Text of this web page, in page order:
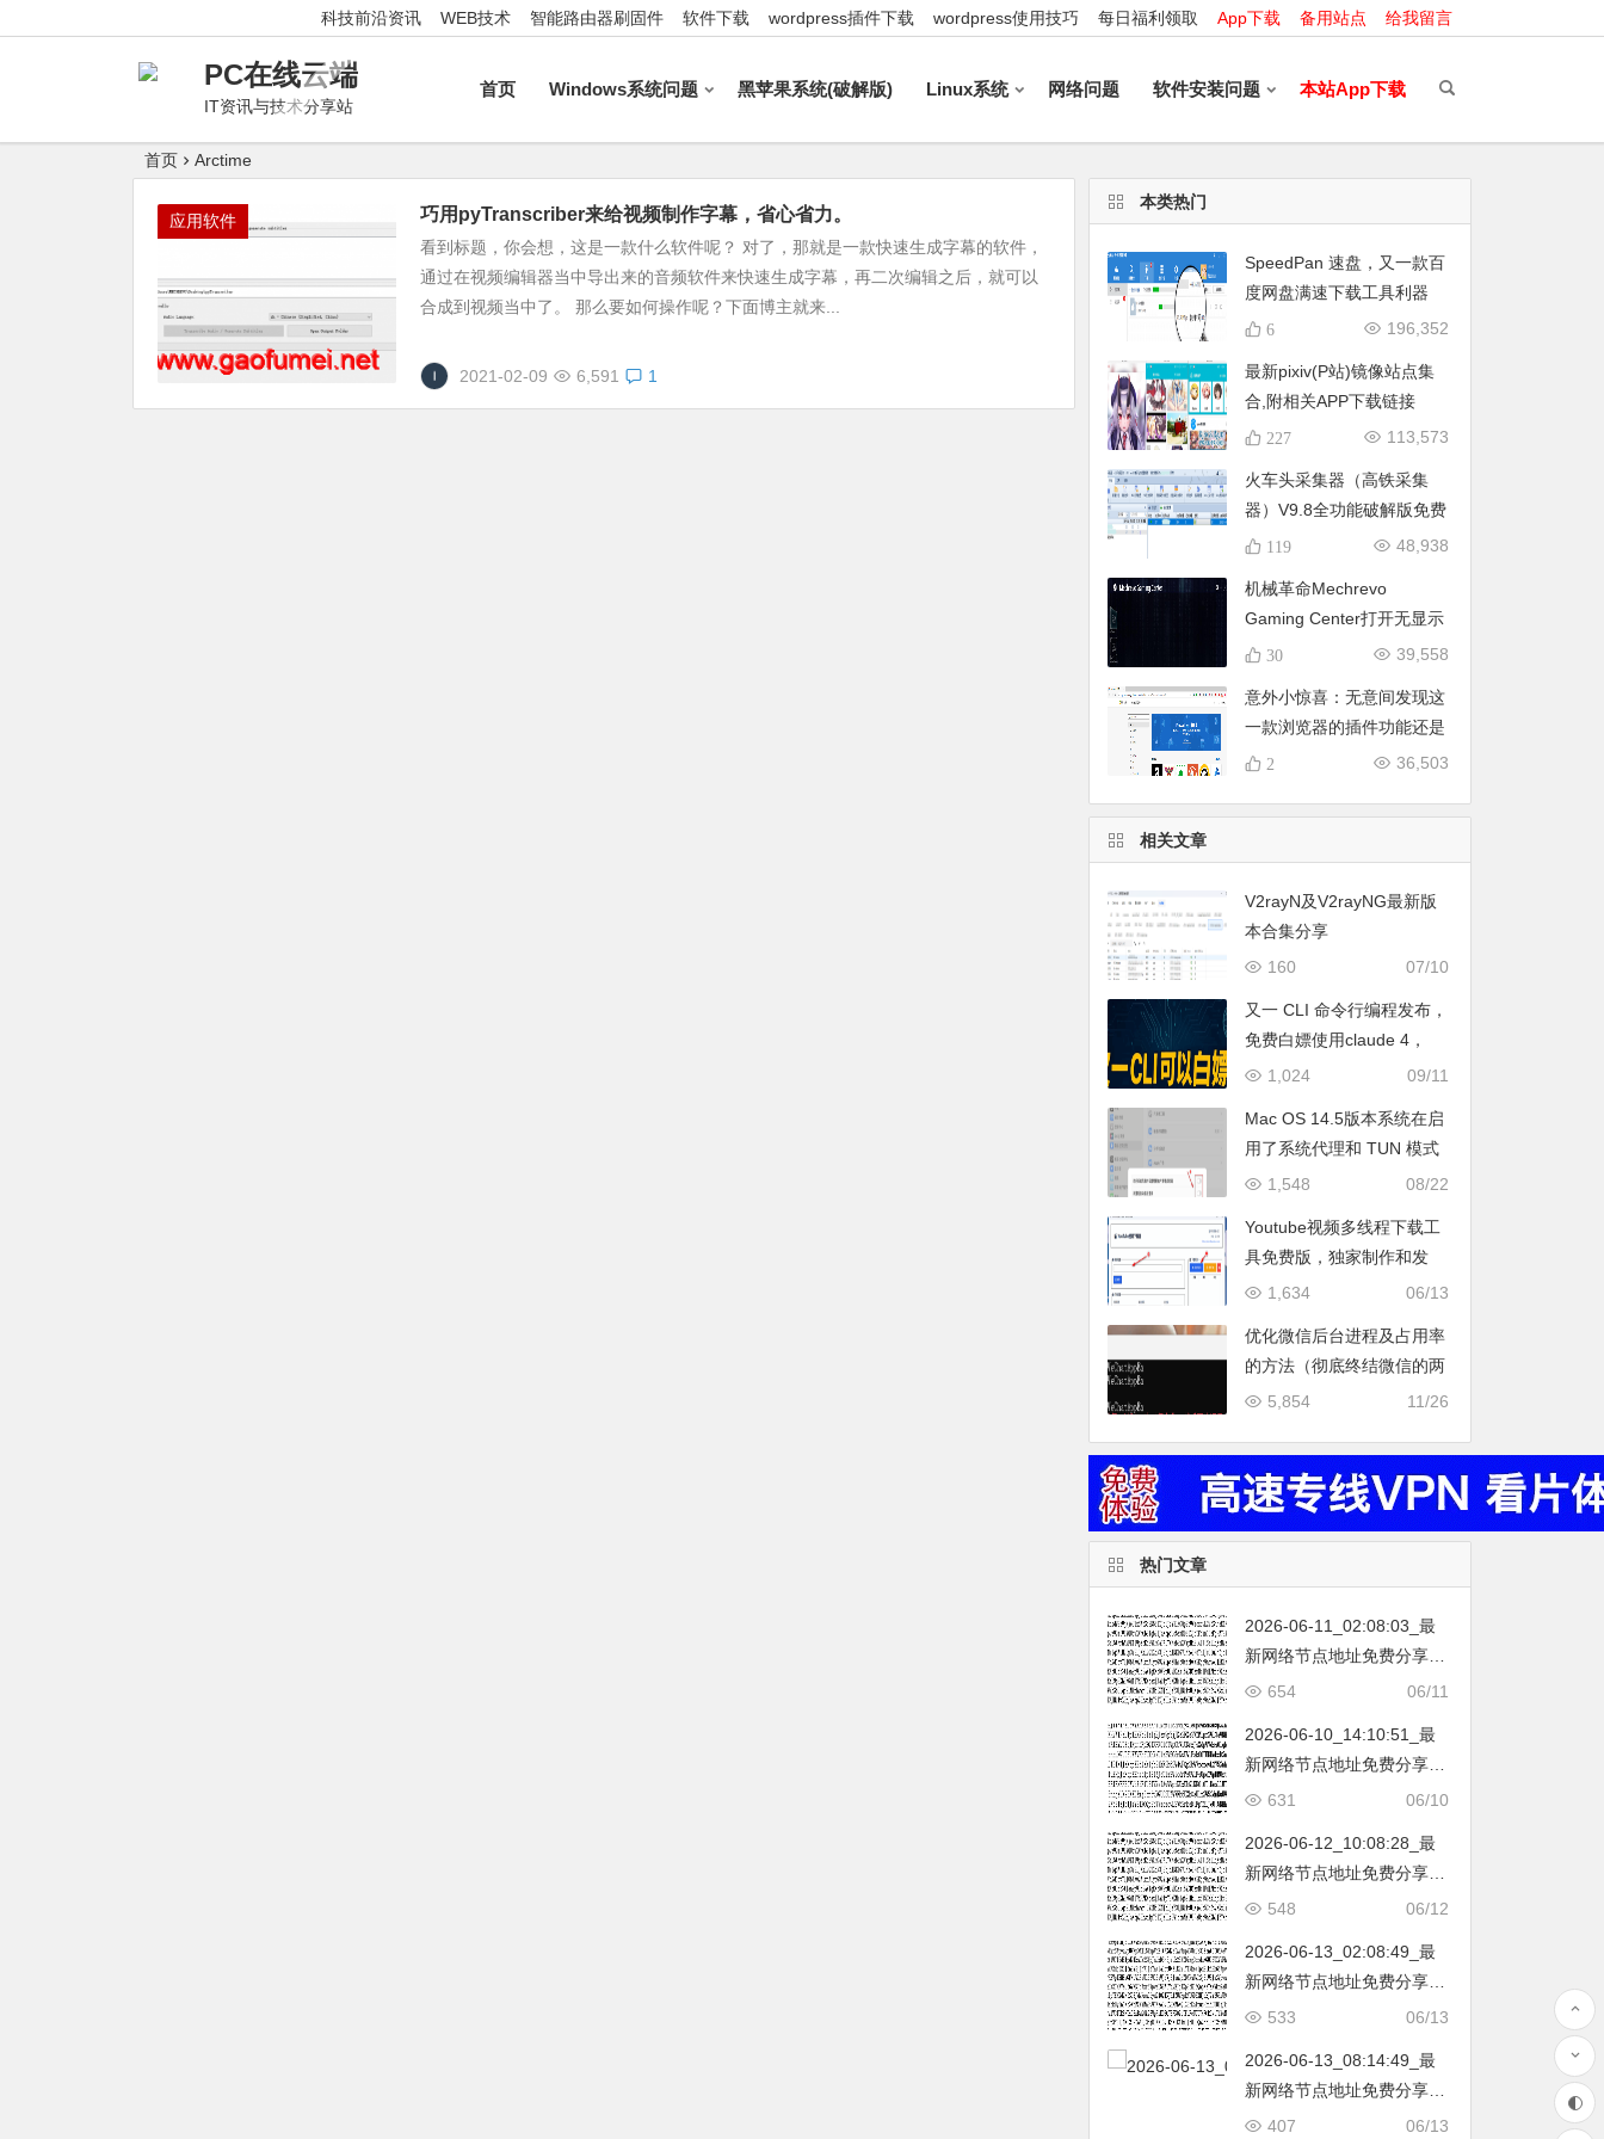
科技前沿资讯 WEB技术 智能路由器刷固件 软件下载 wordpress插件下载 wordpress使用技巧 每日福利领取 App下载 备用站点 给我留言
PC在线云端
IT资讯与技术分享站
首页 Windows系统问题 黑苹果系统(破解版) Linux系统 网络问题 软件安装问题 本站App下载
首页 Arctime
应用软件 巧用pyTranscriber来给视频制作字幕，省心省力。
看到标题，你会想，这是一款什么软件呢？ 对了，那就是一款快速生成字幕的软件，
通过在视频编辑器当中导出来的音频软件来快速生成字幕，再二次编辑之后，就可以
合成到视频当中了。 那么要如何操作呢？下面博主就来...
2021-02-09 6,591 1
本类热门
SpeedPan 速盘，又一款百
度网盘满速下载工具利器
（附最新版下载地址）更新
196,352
6
最新pixiv(P站)镜像站点集
合,附相关APP下载链接
113,573
227
火车头采集器（高铁采集
器）V9.8全功能破解版免费
下载，亲测可用哦。 48,938
119
机械革命Mechrevo
Gaming Center打开无显示
的终极解决办法
39,558
30
意外小惊喜：无意间发现这
一款浏览器的插件功能还是
蛮香的。
36,503
2
相关文章
V2rayN及V2rayNG最新版
本合集分享
07/10
160
又一 CLI 命令行编程发布，
免费白嫖使用claude 4，
gemini2.5，gpt-5，能力 vs
cli，亲测可用！
09/11
1,024
Mac OS 14.5版本系统在启
用了系统代理和 TUN 模式
都无法上网的终级解决办08/22
1,548
Youtube视频多线程下载工
具免费版，独家制作和发
布。
06/13
1,634
优化微信后台进程及占用率
的方法（彻底终结微信的两
个占用率非常高的进程：
WeChatUtility）
11/26
5,854
热门文章
2026-06-11_02:08:03_最
新网络节点地址免费分享…
不定期更新…开放免费分享
韩国|新加坡|台湾|马来西亚|
…
06/11
654
2026-06-10_14:10:51_最
新网络节点地址免费分享…
不定期更新…开放免费分享
韩国|新加坡|台湾|马来西亚|
…
06/10
631
2026-06-12_10:08:28_最
新网络节点地址免费分享…
不定期更新…开放免费分享
韩国|新加坡|台湾|马来西亚|
…
06/12
548
2026-06-13_02:08:49_最
新网络节点地址免费分享…
不定期更新…开放免费分享
韩国|新加坡|台湾|马来西亚|
…
06/13
533
2026-06-13_08:14:49_最
新网络节点地址免费分享…
不定期更新…开放免费分享
06/13
407